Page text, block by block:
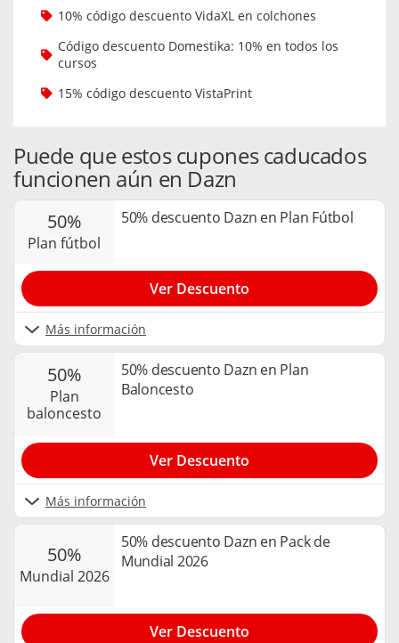
10% código descuento VidaXL en colchones
Código descuento Domestika: 10% en todos los
cursos
15% código descuento VistaPrint
Puede que estos cupones caducados
funcionen aún en Dazn
50%
plan fútbol
50% descuento Dazn en Plan Fútbol
Más información
Ver Descuento
50%
plan
baloncesto
50% descuento Dazn en Plan
Baloncesto
Más información
Ver Descuento
50%
mundial 2026
50% descuento Dazn en Pack de
Mundial 2026
Ver Descuento